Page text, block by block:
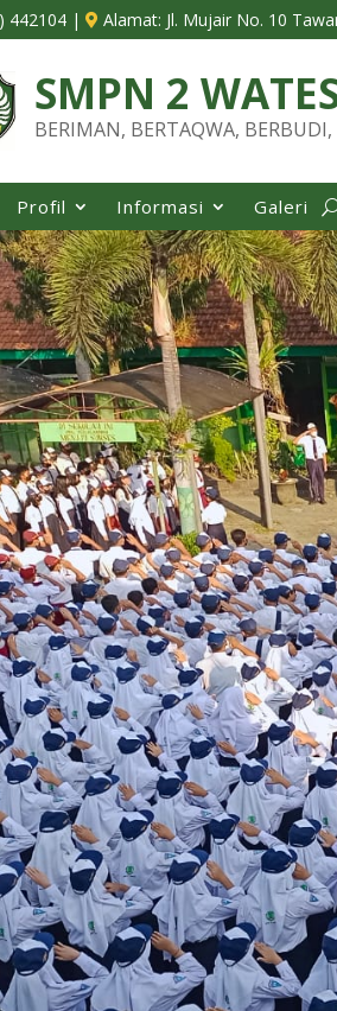
442104 | Alamat: Jl. Mujair No. 10
SMPN 2
BERIMAN, BERTAQWA,
Profil Informasi Galeri